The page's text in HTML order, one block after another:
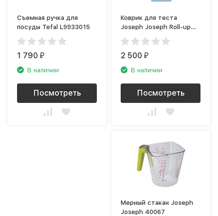
Съемная ручка для
посуды Tefal L9933015
1 790₽
В наличии
Посмотреть
Коврик для теста
Joseph Joseph Roll-up
20097
2 500₽
В наличии
Посмотреть
Мерный стакан Joseph
Joseph 40067